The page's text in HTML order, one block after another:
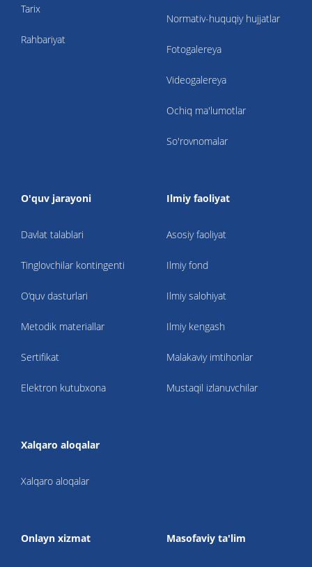
Tarix
Rahbariyat
Normativ-huquqiy hujjatlar
Fotogalereya
Videogalereya
Ochiq ma'lumotlar
So'rovnomalar
O'quv jarayoni
Davlat talablari
Tinglovchilar kontingenti
O‘quv dasturlari
Metodik materiallar
Sertifikat
Elektron kutubxona
Ilmiy faoliyat
Asosiy faoliyat
Ilmiy fond
Ilmiy salohiyat
Ilmiy kengash
Malakaviy imtihonlar
Mustaqil izlanuvchilar
Xalqaro aloqalar
Xalqaro aloqalar
Onlayn xizmat Masofaviy ta'lim